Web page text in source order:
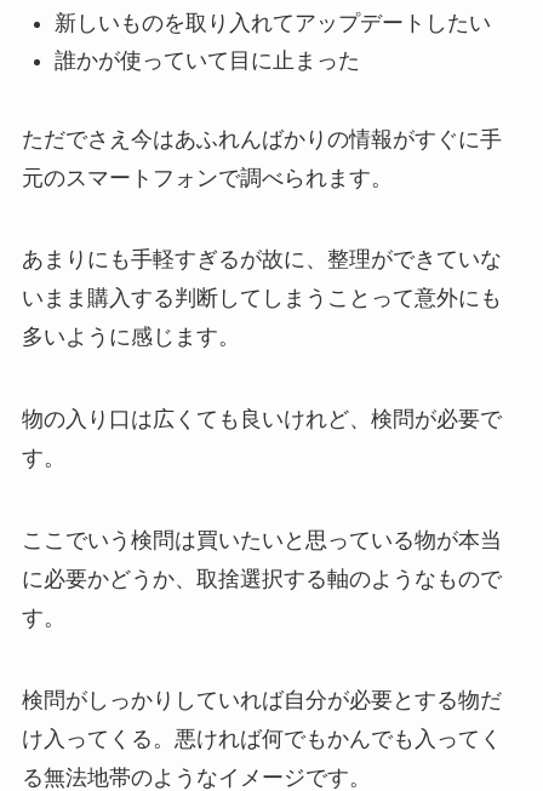
新しいものを取り入れてアップデートしたい
誰かが使っていて目に止まった
ただでさえ今はあふれんばかりの情報がすぐに手
元のスマートフォンで調べられます。
あまりにも手軽すぎるが故に、整理ができていな
いまま購入する判断してしまうことって意外にも
多いように感じます。
物の入り口は広くても良いけれど、検問が必要で
す。
ここでいう検問は買いたいと思っている物が本当
に必要かどうか、取捨選択する軸のようなもので
す。
検問がしっかりしていれば自分が必要とする物だ
け入ってくる。悪ければ何でもかんでも入ってく
る無法地帯のようなイメージです。